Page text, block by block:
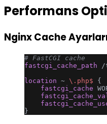
Performans
Nginx Cache
# FastCGI cache
fastcgi_cache_path
/
location ~ \.php$ {
    fastcgi_cache
}